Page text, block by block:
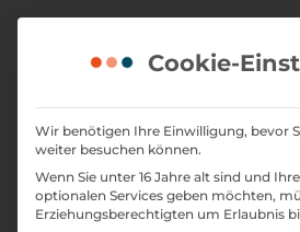
Skip
Cookie-
Wir benötigen Ihre Einwilligung, bevor
weiter besuchen können.
Wenn Sie unter 16 Jahre alt sind und
optionalen Services geben möchten,
Erziehungsberechtigten um Erlaubnis